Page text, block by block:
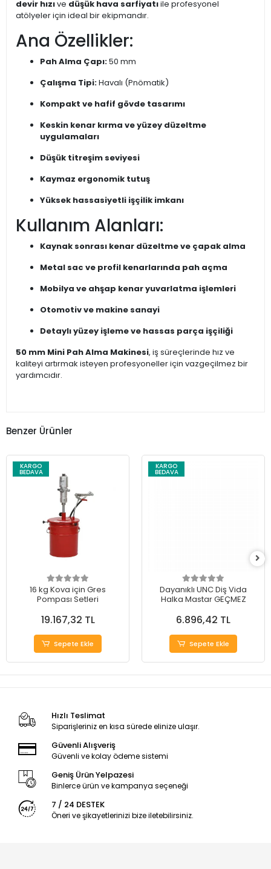
devir hızıve düşük hava sarfiyatıile profesyonel
atölyeler için ideal bir ekipmandır.
Ana Özellikler:
Pah Alma Çapı:50 mm
Çalışma Tipi:Havalı (Pnömatik)
Kompakt ve hafif gövde tasarımı
Keskin kenar kırma ve yüzey düzeltme
uygulamaları
Düşük titreşim seviyesi
Kaymaz ergonomik tutuş
Yüksek hassasiyetli işçilik imkanı
Kullanım Alanları:
Kaynak sonrası kenar düzeltme ve çapak alma
Metal sac ve profil kenarlarında pah açma
Mobilya ve ahşap kenar yuvarlatma işlemleri
Otomotiv ve makine sanayi
Detaylı yüzey işleme ve hassas parça işçiliği
50 mm Mini Pah Alma Makinesi, iş süreçlerinde hız ve
kaliteyi artırmak isteyen profesyoneller için vazgeçilmez bir
yardımcıdır.
Benzer Ürünler
KARGO
BEDAVA
16 kg Kova için Gres
Pompası Setleri
19.167,32 TL
Sepete Ekle
KARGO
BEDAVA
Dayanıklı UNC Diş Vida
Halka Mastar GEÇMEZ
6.896,42 TL
Sepete Ekle
Hızlı Teslimat
Siparişleriniz en kısa sürede elinize ulaşır.
Güvenli Alışveriş
Güvenli ve kolay ödeme sistemi
Geniş Ürün Yelpazesi
Binlerce ürün ve kampanya seçeneği
7 / 24 DESTEK
Öneri ve şikayetlerinizi bize iletebilirsiniz.